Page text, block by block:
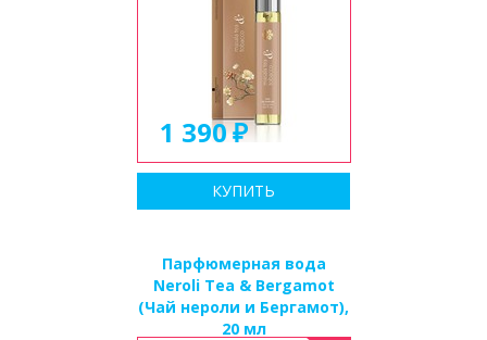
1 390
КУПИТЬ
Парфюмерная вода
Neroli Tea & Bergamot
(Чай нероли и Бергамот),
20 мл